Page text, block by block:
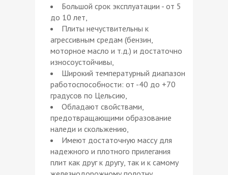
Большой срок эксплуатации - от 5
до 10 лет,
Плиты нечуствительны к
агрессивным средам (бензин,
моторное масло и т.д.) и достаточно
износоустойчивы,
Широкий температурный диапазон
работоспособности: от -40 до +70
градусов по Цельсию,
Обладают свойствами,
предотвращающими образование
наледи и скольжению,
Имеют достаточную массу для
надежного и плотного прилегания
плит как друг к другу, так и к самому